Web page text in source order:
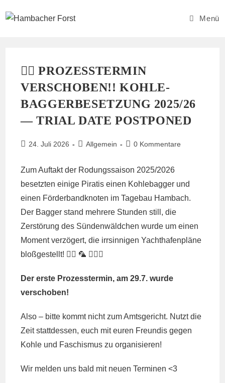
Inhalt
Menü
🏴‍☠️ PROZESSTERMIN
VERSCHOBEN!! KOHLE-
BAGGERBESETZUNG 2025/26
— TRIAL DATE POSTPONED
Beitrag
24. Juli 2026
Beitrags-
Allgemein
Beitrags-
0 Kommentare
Zum Auftakt der Rodungssaison 2025/2026
besetzten einige Piratis einen Kohlebagger und
einen Förderbandknoten im Tagebau Hambach.
Der Bagger stand mehrere Stunden still, die
Zerstörung des Sündenwäldchen wurde um einen
Moment verzögert, die irrsinnigen Yachthafenpläne
bloßgestellt! 🏴‍☠️ 🦜 🧚🏼‍♀️
Der erste Prozesstermin, am 29.7. wurde
verschoben!
Also – bitte kommt nicht zum Amtsgericht. Nutzt die
Zeit stattdessen, euch mit euren Freundis gegen
Kohle und Faschismus zu organisieren!
Wir melden uns bald mit neuen Terminen <3